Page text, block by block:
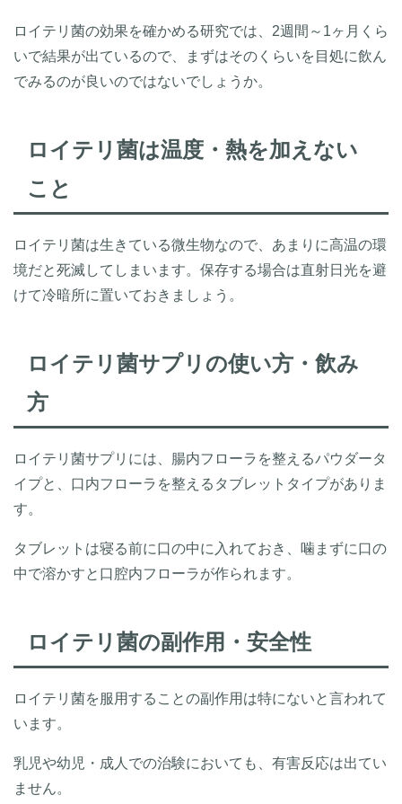
ロイテリ菌の効果を確かめる研究では、2週間～1ヶ月くら
いで結果が出ているので、まずはそのくらいを目処に飲ん
でみるのが良いのではないでしょうか。
ロイテリ菌は温度・熱を加えない
こと
ロイテリ菌は生きている微生物なので、あまりに高温の環
境だと死滅してしまいます。保存する場合は直射日光を避
けて冷暗所に置いておきましょう。
ロイテリ菌サプリの使い方・飲み
方
ロイテリ菌サプリには、腸内フローラを整えるパウダータ
イプと、口内フローラを整えるタブレットタイプがありま
す。
タブレットは寝る前に口の中に入れておき、噛まずに口の
中で溶かすと口腔内フローラが作られます。
ロイテリ菌の副作用・安全性
ロイテリ菌を服用することの副作用は特にないと言われて
います。
乳児や幼児・成人での治験においても、有害反応は出てい
ません。